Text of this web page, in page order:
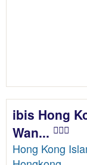
ibis Hong
Wan...
Hong Kong